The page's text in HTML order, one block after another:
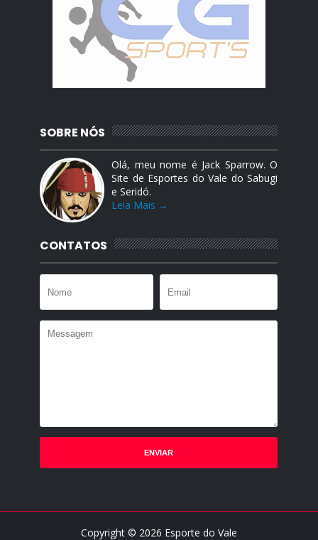
SOBRE NÓS
Olá, meu nome é Jack Sparrow. O
Site de Esportes do Vale do Sabugi
e Seridó.
Leia Mais →
CONTATOS
Copyright © 2026 Esporte do Vale